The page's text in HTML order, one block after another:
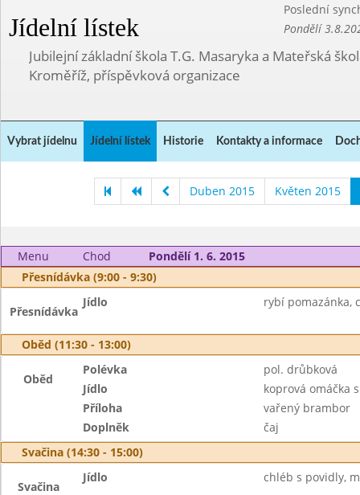
Jídelní lístek
Poslední
Pondělí
Jubilejní základní škola T.G. Masaryka a Mateřská
Kroměříž, příspěvková organizace
Vybrat jídelnu Jídelní lístek Historie Kontakty a informace
Duben 2015 Květen 2015
Menu Chod
Pondělí 1. 6. 2015
Přesnídávka (9:00 - 9:30)
Přesnídávka
Jídlo rybí pomazánka,
Oběd (11:30 - 13:00)
Oběd
Polévka
pol. drůbková
Jídlo
koprová omáčka
Příloha
vařený brambor
Doplněk
čaj
Svačina (14:30 - 15:00)
Svačina
Jídlo chléb s povidly,